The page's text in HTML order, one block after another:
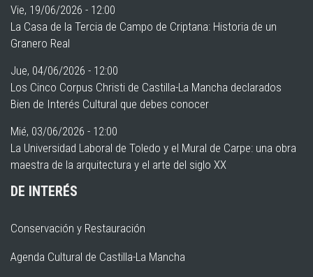
Vie, 19/06/2026 - 12:00
La Casa de la Tercia de Campo de Criptana: Historia de un
Granero Real
Jue, 04/06/2026 - 12:00
Los Cinco Corpus Christi de Castilla-La Mancha declarados
Bien de Interés Cultural que debes conocer
Mié, 03/06/2026 - 12:00
La Universidad Laboral de Toledo y el Mural de Carpe: una obra
maestra de la arquitectura y el arte del siglo XX
DE INTERÉS
Conservación y Restauración
Agenda Cultural de Castilla-La Mancha